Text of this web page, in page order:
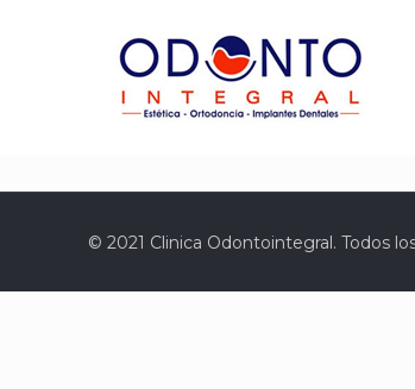
© 2021 Clinica Odontointegral. Todos